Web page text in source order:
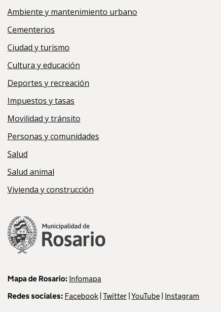
Ambiente y mantenimiento urbano
Cementerios
Ciudad y turismo
Cultura y educación
Deportes y recreación
Impuestos y tasas
Movilidad y tránsito
Personas y comunidades
Salud
Salud animal
Vivienda y construcción
Mapa de Rosario: Infomapa
Redes sociales: Facebook | Twitter |YouTube | Instagram